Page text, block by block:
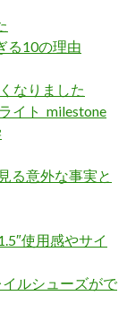
る10の理由
なりました
イト milestone
る意外な事実と
使用感やサイ
ルシューズがで